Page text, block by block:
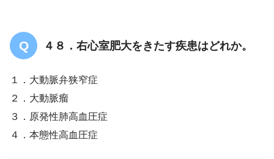
４８．右心室肥大をきたす疾患はどれか。
１．大動脈弁狭窄症
２．大動脈瘤
３．原発性肺高血圧症
４．本態性高血圧症